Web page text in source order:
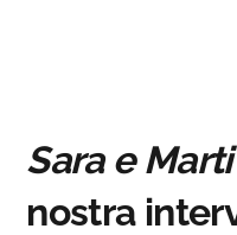
Sara e
nostra